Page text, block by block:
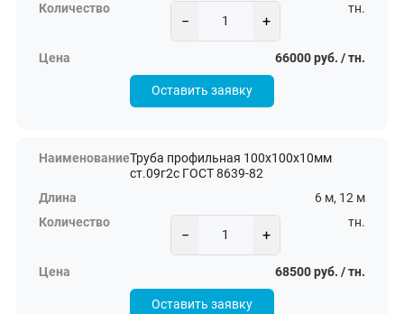
− +
тн.
66000 руб. / тн.
Оставить заявку
Труба профильная 100х100х10мм
ст.09г2с ГОСТ 8639-82
6 м, 12 м
− +
тн.
68500 руб. / тн.
Оставить заявку